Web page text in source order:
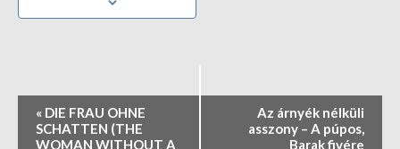
« DIE FRAU OHNE
SCHATTEN (THE
WOMAN WITHOUT A
Az árnyék nélküli
asszony – A púpos,
Barak fivére